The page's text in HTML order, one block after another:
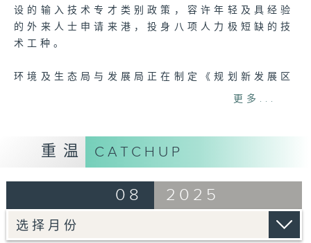
设的输入技术专才类别政策，容许年轻及具经验
的外来人士申请来港，投身八项人力极短缺的技
术工种。
环境及生态局与发展局正在制定《规划新发展区
的通用绿色框架》，以作为各政策局及部门在规
善相关政策。
最新进展，会上有议员对日常电力测试可能增加
工商金融业界的营运成本表示关注。
更多...
重温 CATCHUP
08 2025